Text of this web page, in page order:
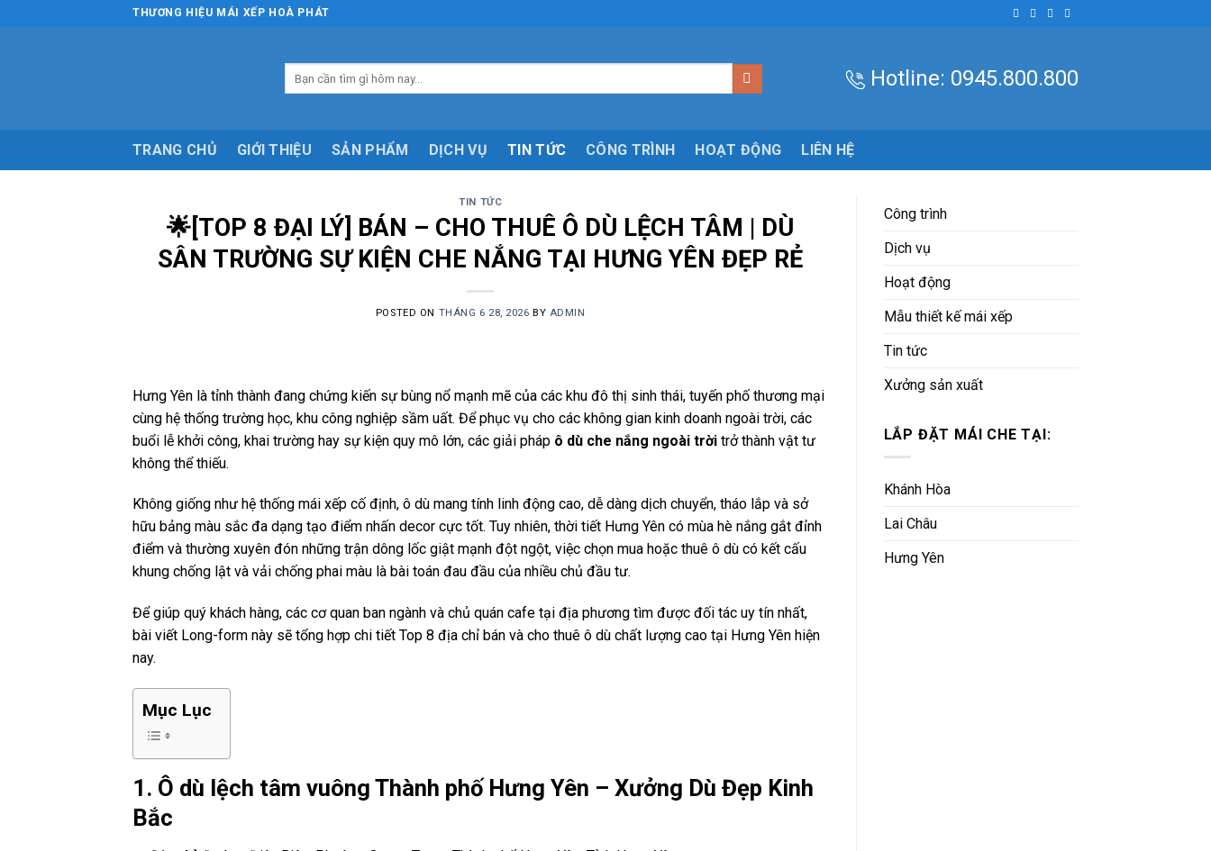
THƯƠNG HIỆU MÁI XẾP HOÀ PHÁT
kiếm:
Hotline: 0945.800.800
TRANG CHỦ GIỚI THIỆU SẢN PHẨM DỊCH VỤ TIN TỨC CÔNG TRÌNH HOẠT ĐỘNG LIÊN HỆ
TIN TỨC
🌟[TOP 8 ĐẠI LÝ] BÁN – CHO THUÊ Ô DÙ LỆCH TÂM | DÙ
SÂN TRƯỜNG SỰ KIỆN CHE NẮNG TẠI HƯNG YÊN ĐẸP RẺ
POSTED ON THÁNG 6 28, 2026 BY ADMIN
Hưng Yên là tỉnh thành đang chứng kiến sự bùng nổ mạnh mẽ của các khu đô thị sinh thái, tuyến phố thương mại
cùng hệ thống trường học, khu công nghiệp sầm uất. Để phục vụ cho các không gian kinh doanh ngoài trời, các
buổi lễ khởi công, khai trường hay sự kiện quy mô lớn, các giải pháp ô dù che nắng ngoài trời trở thành vật tư
không thể thiếu.
Không giống như hệ thống mái xếp cố định, ô dù mang tính linh động cao, dễ dàng dịch chuyển, tháo lắp và sở
hữu bảng màu sắc đa dạng tạo điểm nhấn decor cực tốt. Tuy nhiên, thời tiết Hưng Yên có mùa hè nắng gắt đỉnh
điểm và thường xuyên đón những trận dông lốc giật mạnh đột ngột, việc chọn mua hoặc thuê ô dù có kết cấu
khung chống lật và vải chống phai màu là bài toán đau đầu của nhiều chủ đầu tư.
Để giúp quý khách hàng, các cơ quan ban ngành và chủ quán cafe tại địa phương tìm được đối tác uy tín nhất,
bài viết Long-form này sẽ tổng hợp chi tiết Top 8 địa chỉ bán và cho thuê ô dù chất lượng cao tại Hưng Yên hiện
nay.
Mục Lục
1. Ô dù lệch tâm vuông Thành phố Hưng Yên – Xưởng Dù Đẹp Kinh
Bắc
Công trình
Dịch vụ
Hoạt động
Mẫu thiết kế mái xếp
Tin tức
Xưởng sản xuất
LẮP ĐẶT MÁI CHE TẠI:
Khánh Hòa
Lai Châu
Hưng Yên